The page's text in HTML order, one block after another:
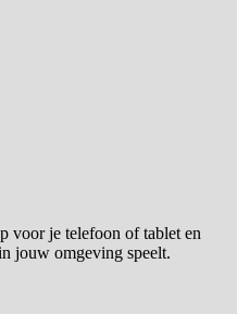
voor je telefoon of tablet en
jouw omgeving speelt.